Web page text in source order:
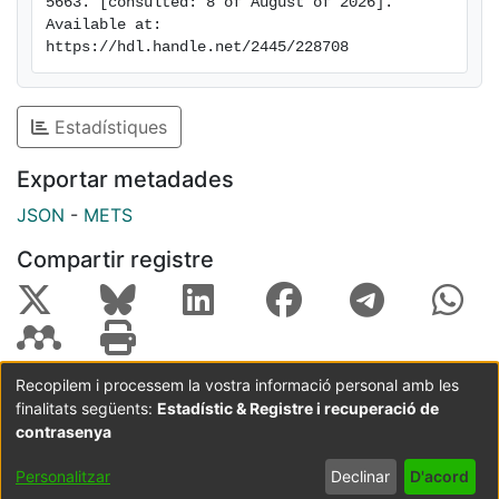
performance of central laboratory assay techniques
closer to the end-user level.
Available at:
https://hdl.handle.net/2445/228708
Estadístiques
Exportar metadades
JSON - METS
Compartir registre
Coordinació:CRAI UB Avís legal
Metadades
subjectes a:
Configuració
de cookies
privadesa
Recopilem i processem la vostra informació personal amb les
finalitats següents: Estadístic & Registre i recuperació de
contrasenya
Personalitzar Declinar D'acord